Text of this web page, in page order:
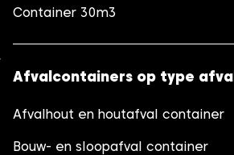
Container 30m3
Afvalcontainers op type afval
Afvalhout en houtafval container
Bouw- en sloopafval container